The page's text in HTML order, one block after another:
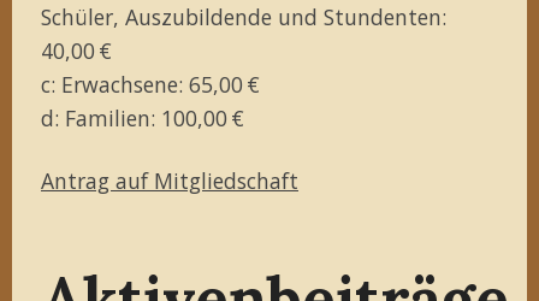
Schüler, Auszubildende und Stundenten:
40,00 €
c: Erwachsene: 65,00 €
d: Familien: 100,00 €
Antrag auf Mitgliedschaft